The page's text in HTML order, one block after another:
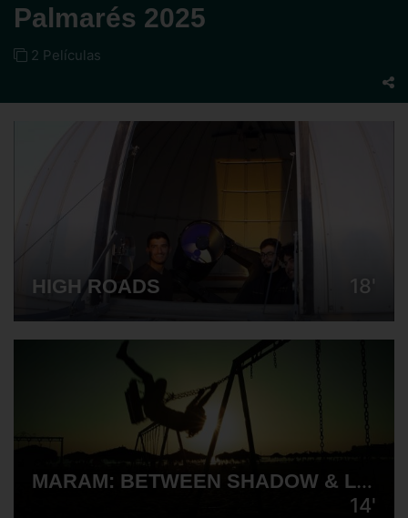
Palmarés 2025
2 Películas
HIGH ROADS 18'
MARAM: BETWEEN SHADOW & LIGHT
14'